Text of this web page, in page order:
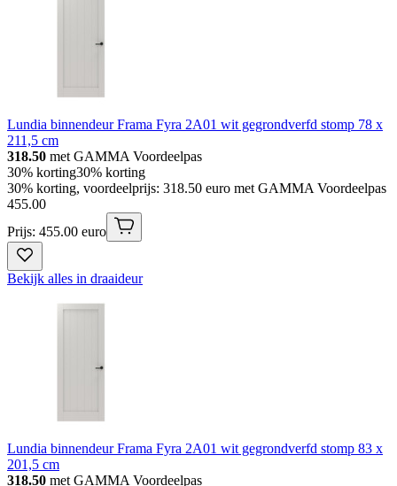
Lundia binnendeur Frama Fyra 2A01 wit gegrondverfd stomp 78 x
211,5 cm
318.50 met GAMMA Voordeelpas
30% korting30% korting
30% korting, voordeelprijs: 318.50 euro met GAMMA Voordeelpas
455.00
Prijs: 455.00 euro
Bekijk alles in draaideur
Lundia binnendeur Frama Fyra 2A01 wit gegrondverfd stomp 83 x
201,5 cm
318.50 met GAMMA Voordeelpas